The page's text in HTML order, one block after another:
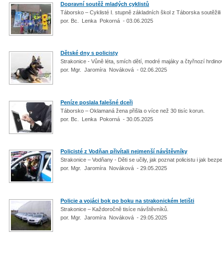
Dopravní soutěž mladých cyklistů
Táborsko – Cyklisté I. stupně základních škol z Táborska
por. Bc. Lenka Pokorná - 03.06.2025
Dětské dny s policisty
Strakonice - Vůně léta, smích dětí, modré majáky a čtyřnozí
por. Mgr. Jaromíra Nováková - 02.06.2025
Peníze poslala falešné dceři
Táborsko – Oklamaná žena přišla o více než 30 tisíc korun.
por. Bc. Lenka Pokorná - 30.05.2025
Policisté z Vodňan přivítali nejmenší návštěvníky
Strakonice – Vodňany - Děti se učily, jak poznat policistu i jak
por. Mgr. Jaromíra Nováková - 29.05.2025
Policie a vojáci bok po boku na strakonickém letišti
Strakonice – Každoročně tisíce návštěvníků.
por. Mgr. Jaromíra Nováková - 29.05.2025